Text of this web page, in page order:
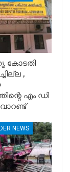
കോടതി
,
എം ഡി
NEWS